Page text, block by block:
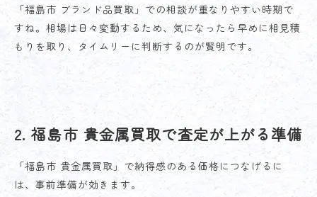
「福島市 ブランド品買取」での相談が重なりやすい時期で
すね。相場は日々変動するため、気になったら早めに相見積
もりを取り、タイムリーに判断するのが賢明です。
2. 福島市 貴金属買取で査定が上がる準備
「福島市 貴金属買取」で納得感のある価格につなげるに
は、事前準備が効きます。